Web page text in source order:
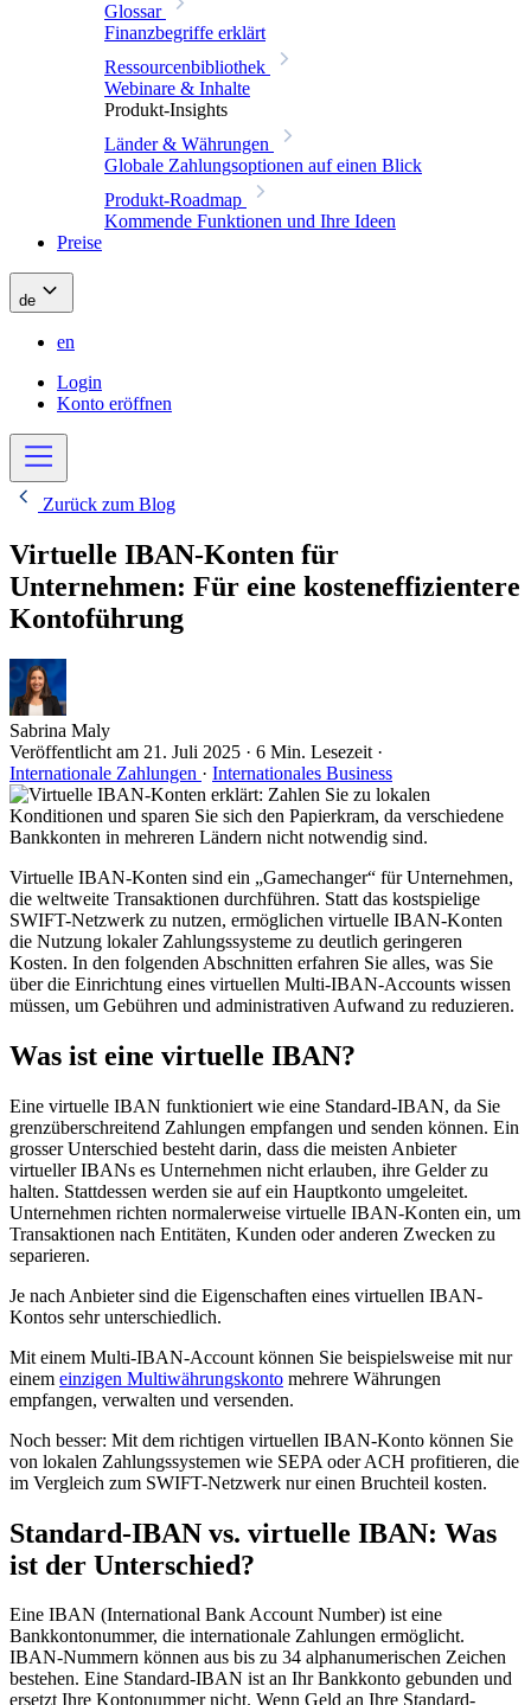
Glossar
Finanzbegriffe erklärt
Ressourcenbibliothek
Webinare & Inhalte
Produkt-Insights
Länder & Währungen
Globale Zahlungsoptionen auf einen Blick
Produkt-Roadmap
Kommende Funktionen und Ihre Ideen
Preise
de
en
Login
Konto eröffnen
Zurück zum Blog
Virtuelle IBAN-Konten für
Unternehmen: Für eine kosteneffizientere
Kontoführung
Sabrina Maly
Veröffentlicht am 21. Juli 2025 · 6 Min. Lesezeit ·
Internationale Zahlungen · Internationales Business
Virtuelle IBAN-Konten sind ein „Gamechanger“ für Unternehmen,
die weltweite Transaktionen durchführen. Statt das kostspielige
SWIFT-Netzwerk zu nutzen, ermöglichen virtuelle IBAN-Konten
die Nutzung lokaler Zahlungssysteme zu deutlich geringeren
Kosten. In den folgenden Abschnitten erfahren Sie alles, was Sie
über die Einrichtung eines virtuellen Multi-IBAN-Accounts wissen
müssen, um Gebühren und administrativen Aufwand zu reduzieren.
Was ist eine virtuelle IBAN?
Eine virtuelle IBAN funktioniert wie eine Standard-IBAN, da Sie
grenzüberschreitend Zahlungen empfangen und senden können. Ein
grosser Unterschied besteht darin, dass die meisten Anbieter
virtueller IBANs es Unternehmen nicht erlauben, ihre Gelder zu
halten. Stattdessen werden sie auf ein Hauptkonto umgeleitet.
Unternehmen richten normalerweise virtuelle IBAN-Konten ein, um
Transaktionen nach Entitäten, Kunden oder anderen Zwecken zu
separieren.
Je nach Anbieter sind die Eigenschaften eines virtuellen IBAN-
Kontos sehr unterschiedlich.
Mit einem Multi-IBAN-Account können Sie beispielsweise mit nur
einem einzigen Multiwährungskonto mehrere Währungen
empfangen, verwalten und versenden.
Noch besser: Mit dem richtigen virtuellen IBAN-Konto können Sie
von lokalen Zahlungssystemen wie SEPA oder ACH profitieren, die
im Vergleich zum SWIFT-Netzwerk nur einen Bruchteil kosten.
Standard-IBAN vs. virtuelle IBAN: Was
ist der Unterschied?
Eine IBAN (International Bank Account Number) ist eine
Bankkontonummer, die internationale Zahlungen ermöglicht.
IBAN-Nummern können aus bis zu 34 alphanumerischen Zeichen
bestehen. Eine Standard-IBAN ist an Ihr Bankkonto gebunden und
ersetzt Ihre Kontonummer nicht. Wenn Geld an Ihre Standard-